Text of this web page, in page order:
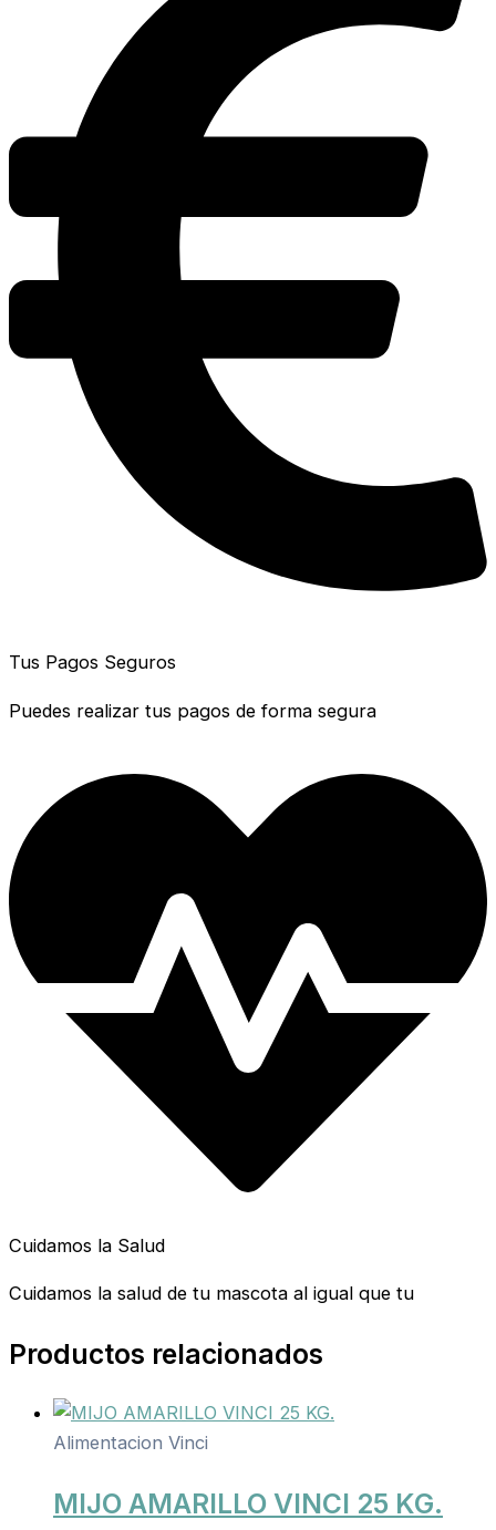
Tus Pagos Seguros
Puedes realizar tus pagos de forma segura
Cuidamos la Salud
Cuidamos la salud de tu mascota al igual que tu
Productos relacionados
Alimentacion Vinci
MIJO AMARILLO VINCI 25 KG.